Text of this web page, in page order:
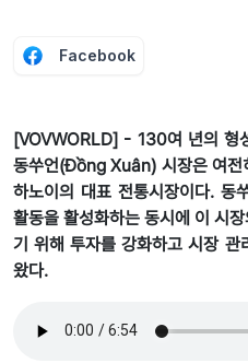
Facebook
[VOVWORLD] - 130여 년의 형
동쑤언(Đồng Xuân) 시장은 여전
하노이의 대표 전통시장이다. 동
활동을 활성화하는 동시에 이 시
기 위해 투자를 강화하고 시장 관
왔다.